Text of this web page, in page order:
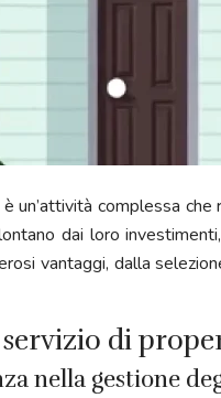
un’attività complessa
dai loro
vantaggi, dalla
di
nella gestione